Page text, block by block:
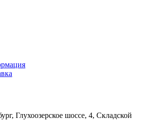
Глухоозерское шоссе, 4, Складской